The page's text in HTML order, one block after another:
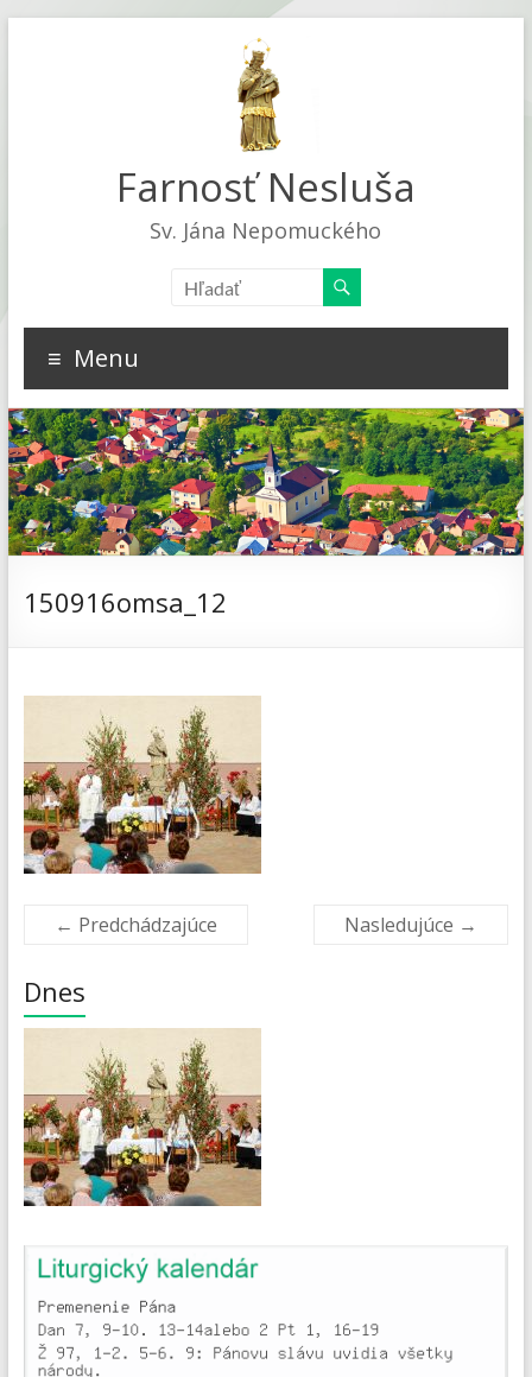
Farnosť Nesluša
Sv. Jána Nepomuckého
Menu
150916omsa_12
← Predchádzajúce Nasledujúce →
Dnes